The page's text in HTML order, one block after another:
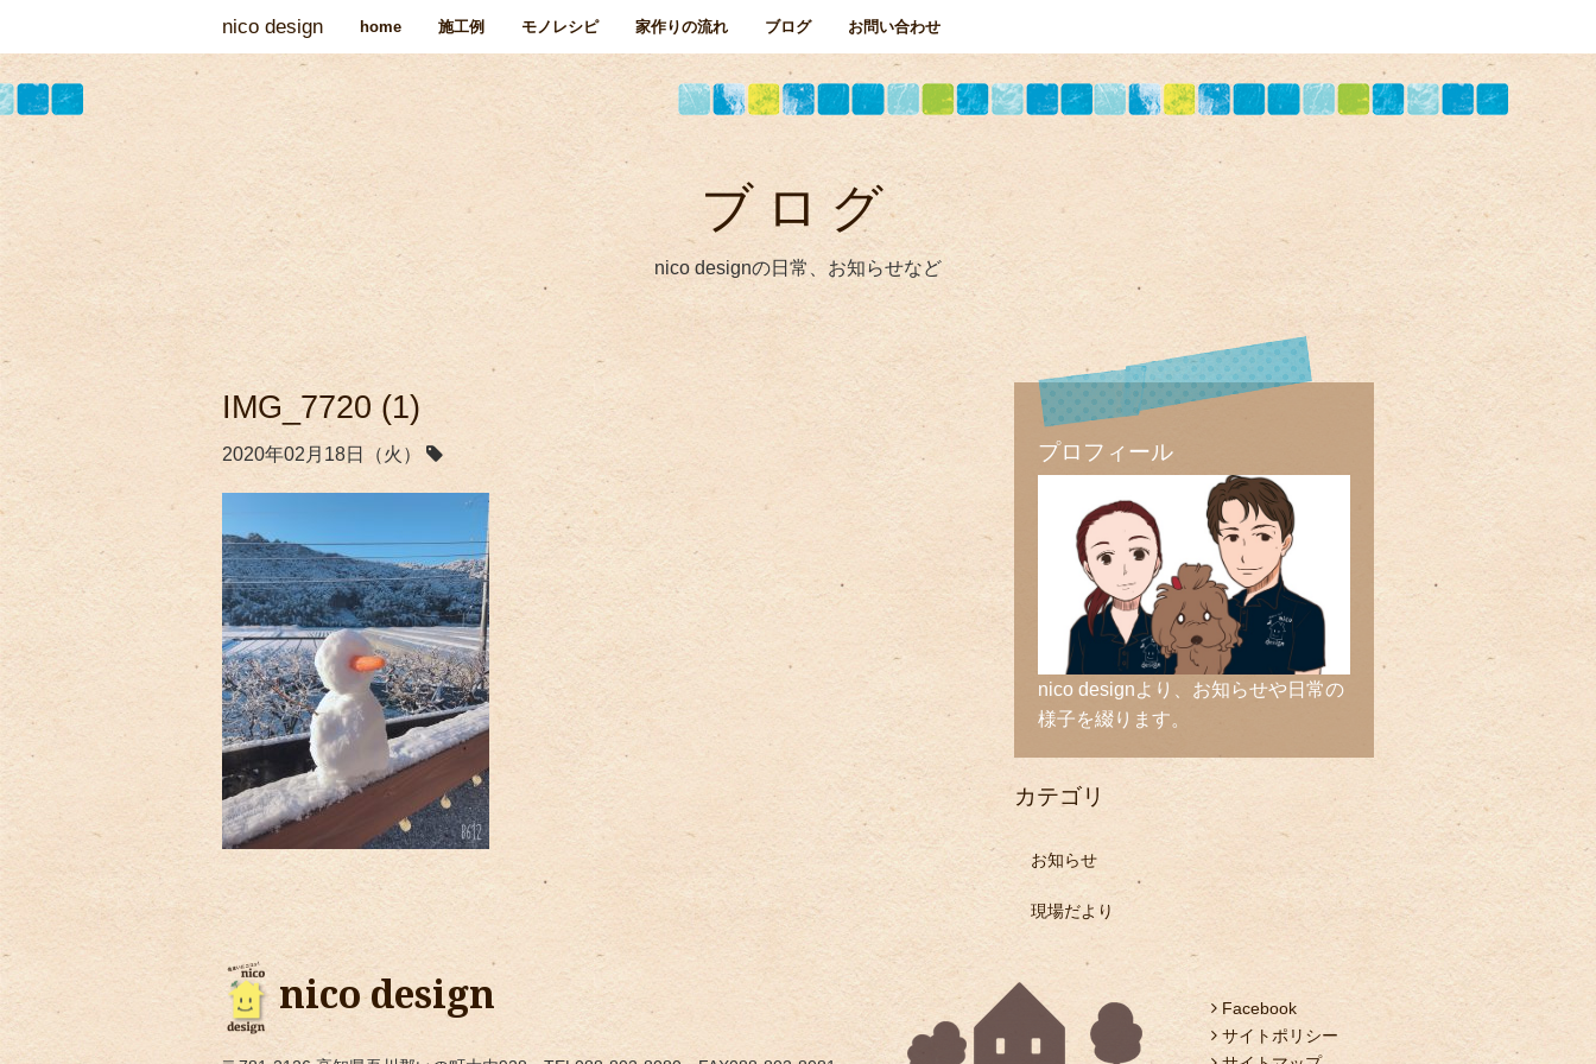
nico design home 施工例 モノレシピ 家作りの流れ ブログ お問い合わせ
ブログ
nico designの日常、お知らせなど
IMG_7720 (1)
2020年02月18日（火） プロフィール
nico designより、お知らせや日常の
様子を綴ります。
カテゴリ
お知らせ
現場だより
nico design
Facebook
サイトポリシー